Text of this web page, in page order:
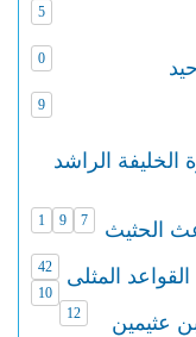
5
0
9
الراشد
1 9 الحثيث 7
42 المثلى
10
عثيمين 12